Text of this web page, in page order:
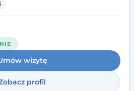
słuchanie Pacjenta. Interesuje
psychoterapia zaburzeń
zaburzeń nerwicowych i
a także zagadnienia związane z
i rodziną, w tym problemy w
rodzinnych. Nie specjalizuję się w
wizytę
profil